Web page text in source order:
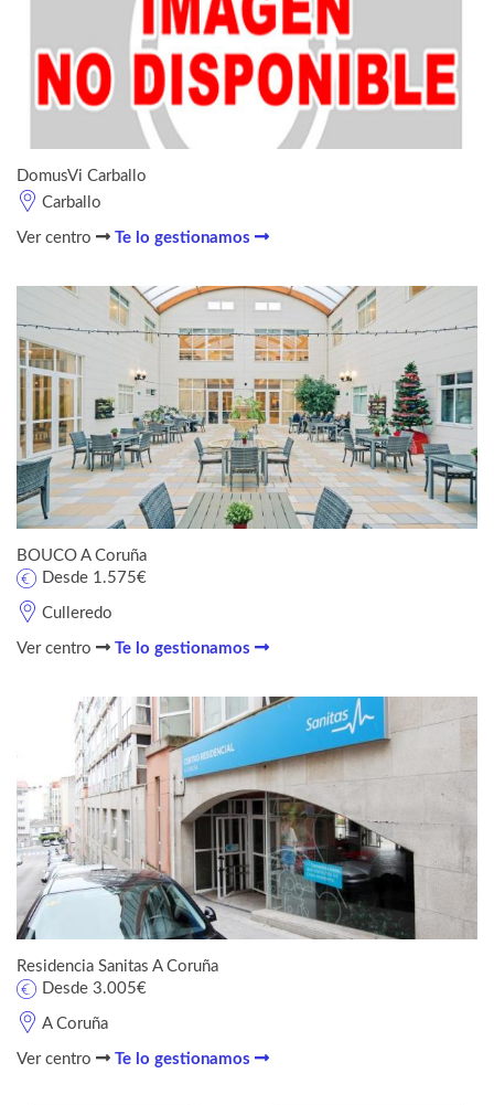
DomusVi Carballo
Carballo
Ver centro Te lo gestionamos
BOUCO A Coruña
Culleredo
Desde 1.575€
Ver centro Te lo gestionamos
Residencia Sanitas A Coruña
A Coruña
Desde 3.005€
Ver centro Te lo gestionamos